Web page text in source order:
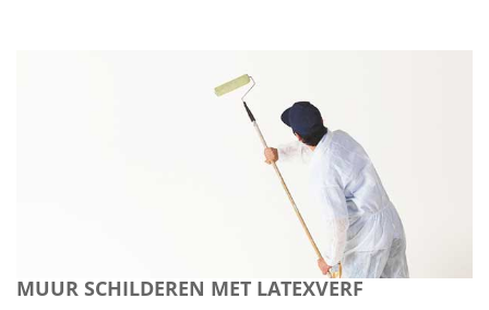
MUUR SCHILDEREN MET LATEXVERF